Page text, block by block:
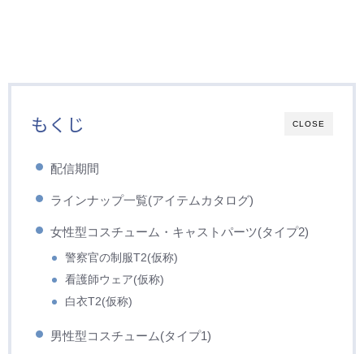
CLOSE
もくじ
配信期間
ラインナップ一覧(アイテムカタログ)
女性型コスチューム・キャストパーツ(タイプ2)
警察官の制服T2(仮称)
看護師ウェア(仮称)
白衣T2(仮称)
男性型コスチューム(タイプ1)